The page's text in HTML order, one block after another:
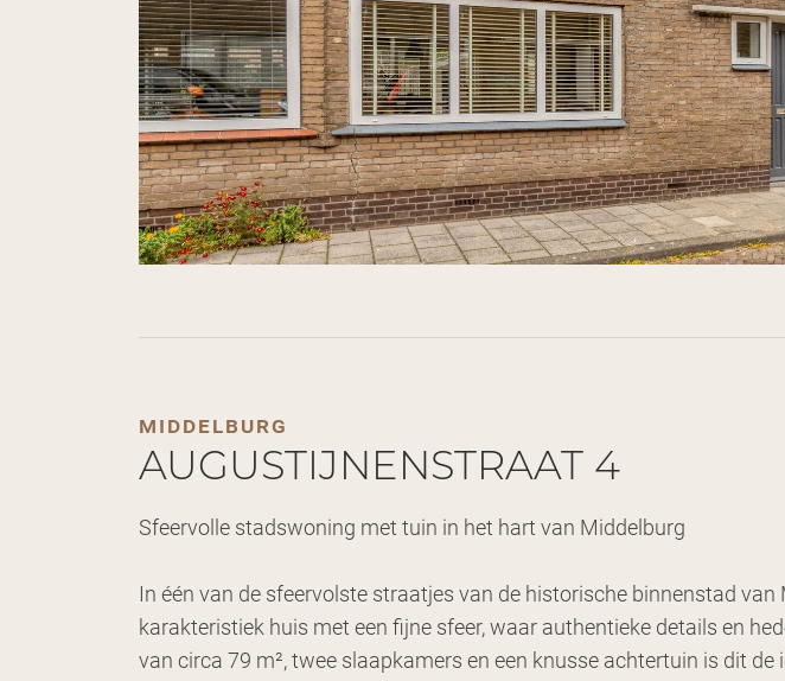
middelburg
AUGUSTIJNENSTRAAT 4
Sfeervolle stadswoning met tuin in het hart van Middelburg
In één van de sfeervolste straatjes van de historische binnenstad
karakteristiek huis met een fijne sfeer, waar authentieke details en
van circa 79 m², twee slaapkamers en een knusse achtertuin is dit